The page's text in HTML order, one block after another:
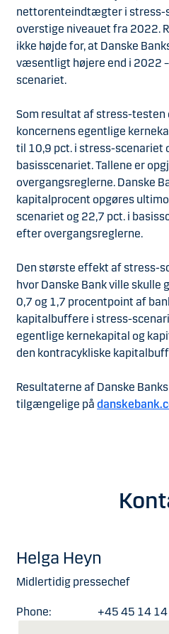
nettorenteindtægter i stress-
overstige niveauet fra 2022.
ikke højde for, at Danske
væsentligt højere end i 2022
scenariet.
Som resultat af stress-testen
koncernens egentlige
til 10,9 pct. i stress-scenariet
basisscenariet. Tallene er
overgangsreglerne. Danske
kapitalprocent opgøres
scenariet og 22,7 pct. i
efter overgangsreglerne.
Den største effekt af stress-
hvor Danske Bank ville skulle
0,7 og 1,7 procentpoint af
kapitalbuffere i stress-
egentlige kernekapital og
den kontracykliske
Resultaterne af Danske
tilgængelige på
Helga Heyn
Midlertidig pressechef
Phone: +45 45 14